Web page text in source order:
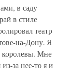
в саду
в стиле
театр
на-Дону. Я
королевы. Мне
за нее-то я и